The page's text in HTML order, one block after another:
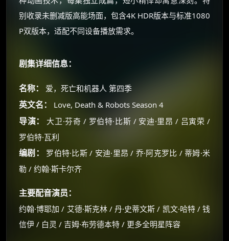
别收录未删减版高能场面，包含4K HDR版本与标准1080
P双版本，适配不同设备播放需求​。
剧集详细信息：
名称： 爱，死亡和机器人 第四季
英文名： Love, Death & Robots Season 4
导演：
大卫·芬奇 / 罗伯特·比斯 / 安迪·里昂 / 吕寅荣 /
罗伯特·瓦利
编剧：
罗伯特·比斯 / 安迪·里昂 / 乔·阿克罗比 / 蒂姆·米
勒 / 约翰·斯卡尔齐
主要配音演员：
约翰·博耶加 / 艾德·斯克林 / 丹·史蒂文斯 / 凯文·哈特 / 钱
信伊 / 白灵 / 吉姆·布劳德本特 / 更多全明星阵容